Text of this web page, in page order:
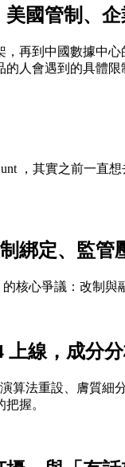
國管制、
再到中國數據中
人會遇到的具體限
，其實之前一
綁定、監管
的核心爭議：改制
上線，成分
演算法重設、膚質
握。